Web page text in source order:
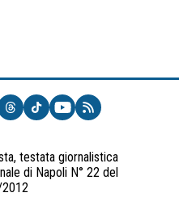
testata giornalistica
di Napoli N° 22 del